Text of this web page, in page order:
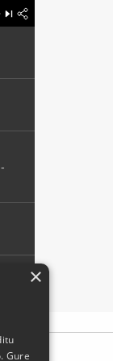
×
Gure